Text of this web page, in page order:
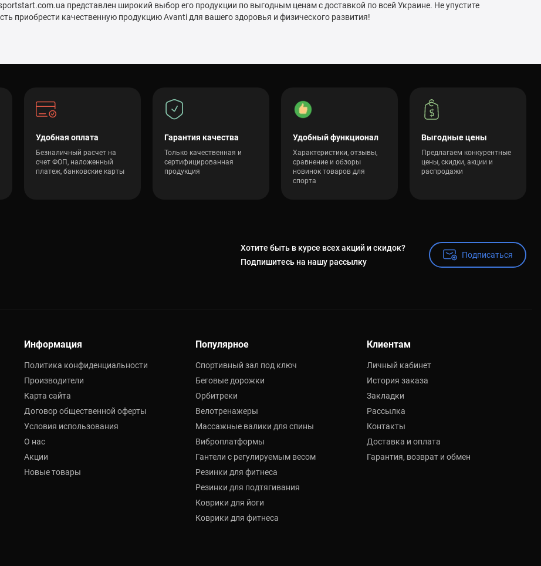
представлен широкий выбор его продукции по выгодным ценам с доставкой по всей Украине. Не упустите
приобрести качественную продукцию Avanti для вашего здоровья и физического развития!
Удобная оплата
Безналичный расчет на
счет ФОП, наложенный
платеж, банковские карты
Гарантия качества
Только качественная и
сертифицированная
продукция
Удобный функционал
Характеристики, отзывы,
сравнение и обзоры
новинок товаров для
спорта
Выгодные цены
Предлагаем конкурентные
цены, скидки, акции и
распродажи
Хотите быть в курсе всех акций и скидок?
Подпишитесь на нашу рассылку
Подписаться
Подписаться
Информация
Политика конфиденциальности
Производители
Карта сайта
Договор общественной оферты
Условия использования
О нас
Акции
Новые товары
Популярное
Спортивный зал под ключ
Беговые дорожки
Орбитреки
Велотренажеры
Массажные валики для спины
Виброплатформы
Гантели с регулируемым весом
Резинки для фитнеса
Резинки для подтягивания
Коврики для йоги
Коврики для фитнеса
Клиентам
Личный кабинет
История заказа
Закладки
Рассылка
Контакты
Доставка и оплата
Гарантия, возврат и обмен